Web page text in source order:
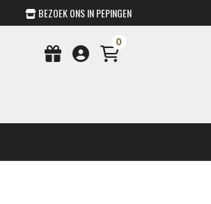
BEZOEK ONS IN PEPINGEN
0